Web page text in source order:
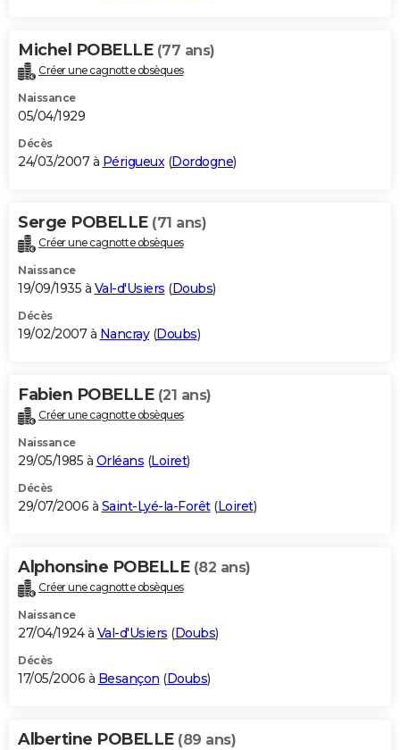
Michel POBELLE (77 ans)
Créer une cagnotte obsèques
Naissance
05/04/1929
Décès
24/03/2007 à Périgueux(Dordogne)
Serge POBELLE (71 ans)
Créer une cagnotte obsèques
Naissance
19/09/1935 à Val-d'Usiers (Doubs)
Décès
19/02/2007 à Nancray(Doubs)
Fabien POBELLE (21 ans)
Créer une cagnotte obsèques
Naissance
29/05/1985 à Orléans (Loiret)
Décès
29/07/2006 à Saint-Lyé-la-Forêt(Loiret)
Alphonsine POBELLE (82 ans)
Créer une cagnotte obsèques
Naissance
27/04/1924 à Val-d'Usiers (Doubs)
Décès
17/05/2006 à Besançon (Doubs)
Albertine POBELLE (89 ans)